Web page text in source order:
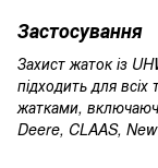
Застосування
Захист жаток із
підходить для всіх
жатками,
Deere, CLAAS,